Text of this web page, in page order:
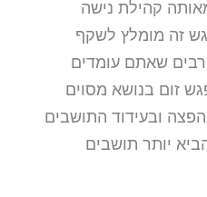
קהילת נישה
זה מומלץ לשקף
שאתם עומדים
זום בנושא מסוים
ובעידוד התושבים
יותר תושבים